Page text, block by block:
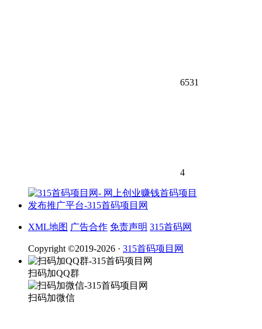
6531
4
XML地图 广告合作 免责声明 315首码网
Copyright ©2019-2026 · 315首码项目网
扫码加QQ群
扫码加微信